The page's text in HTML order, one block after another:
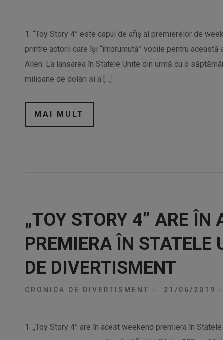
1. “Toy Story 4” este capul de afiș al premierelor de
printre actorii care își “împrumută” vocile pentru această
Allen. La lansarea în Statele Unite din urmă cu o
milioane de dolari si a […]
MAI MULT
„TOY STORY 4” ARE ÎN
PREMIERA ÎN STATELE
DE DIVERTISMENT
CRONICA DE DIVERTISMENT - 21/06/2019 -
1. „Toy Story 4” are în acest weekend premiera în